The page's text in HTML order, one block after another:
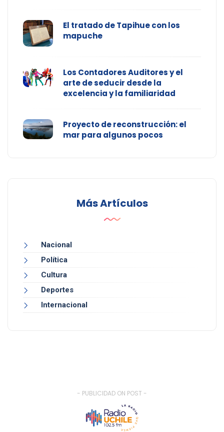
El tratado de Tapihue con los
mapuche
Los Contadores Auditores y el
arte de seducir desde la
excelencia y la familiaridad
Proyecto de reconstrucción: el
mar para algunos pocos
Más Artículos
Nacional
Política
Cultura
Deportes
Internacional
- PUBLICIDAD ON POST -